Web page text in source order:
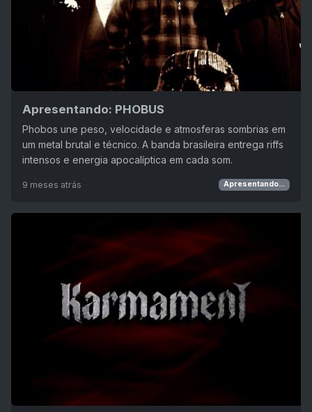
Apresentando: PHOBUS
Phobos une peso, velocidade e atmosferas sombrias em
um metal brutal e técnico. A banda brasileira entrega riffs
intensos e energia apocalíptica em cada som.
9 meses atrás Apresentando...